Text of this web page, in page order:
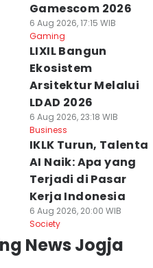
Gamescom 2026
6 Aug 2026, 17:15 WIB
Gaming
LIXIL Bangun
Ekosistem
Arsitektur Melalui
LDAD 2026
6 Aug 2026, 23:18 WIB
Business
IKLK Turun, Talenta
AI Naik: Apa yang
Terjadi di Pasar
Kerja Indonesia
6 Aug 2026, 20:00 WIB
Society
News Jogja